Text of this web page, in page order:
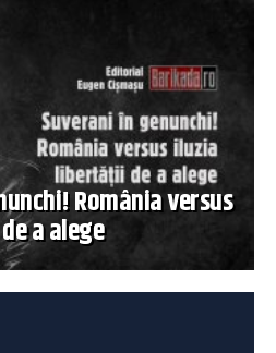
România versus
a alege